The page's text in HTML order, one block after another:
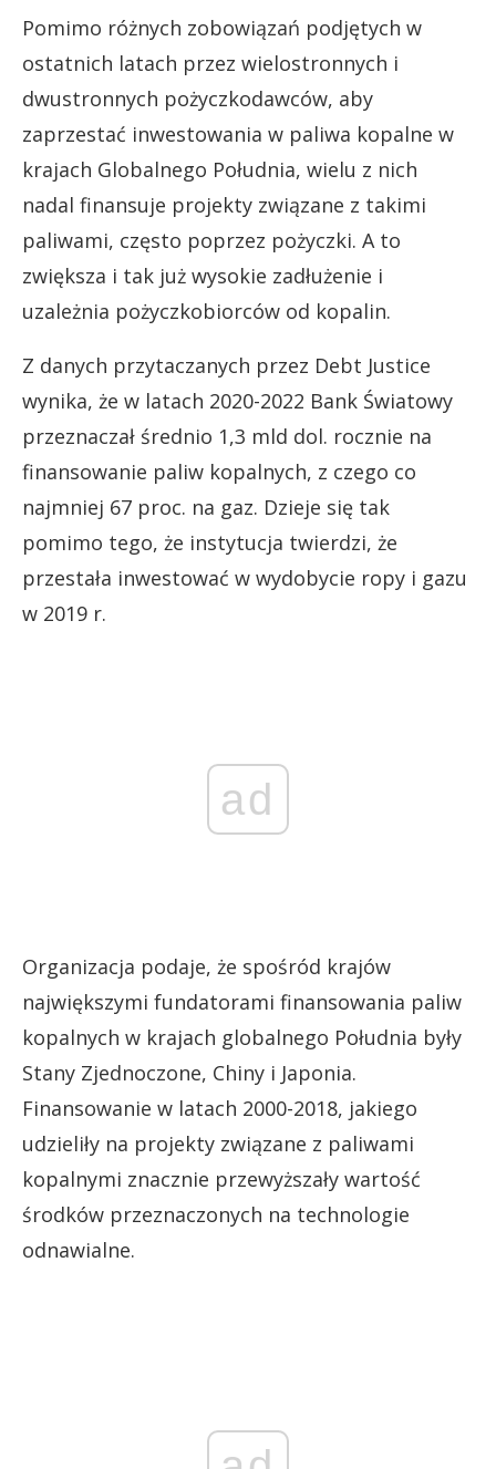
Pomimo różnych zobowiązań podjętych w
ostatnich latach przez wielostronnych i
dwustronnych pożyczkodawców, aby
zaprzestać inwestowania w paliwa kopalne w
krajach Globalnego Południa, wielu z nich
nadal finansuje projekty związane z takimi
paliwami, często poprzez pożyczki. A to
zwiększa i tak już wysokie zadłużenie i
uzależnia pożyczkobiorców od kopalin.
Z danych przytaczanych przez Debt Justice
wynika, że w latach 2020-2022 Bank Światowy
przeznaczał średnio 1,3 mld dol. rocznie na
finansowanie paliw kopalnych, z czego co
najmniej 67 proc. na gaz. Dzieje się tak
pomimo tego, że instytucja twierdzi, że
przestała inwestować w wydobycie ropy i gazu
w 2019 r.
ad
Organizacja podaje, że spośród krajów
największymi fundatorami finansowania paliw
kopalnych w krajach globalnego Południa były
Stany Zjednoczone, Chiny i Japonia.
Finansowanie w latach 2000-2018, jakiego
udzieliły na projekty związane z paliwami
kopalnymi znacznie przewyższały wartość
środków przeznaczonych na technologie
odnawialne.